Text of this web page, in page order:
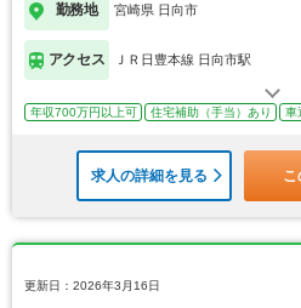
勤務地 宮崎県 日向市
アクセス ＪＲ日豊本線 日向市駅
年収700万円以上可 住宅補助（手当）あり 車
求人の詳細を見る こ
更新日：2026年3月16日